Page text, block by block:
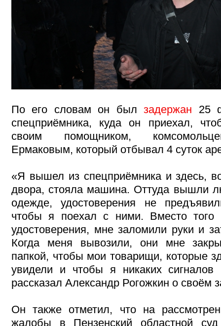
По его словам он былзадержан 25
спецприёмника, куда он приехал,
своим помощником,
Ермаковым, который отбывал 4 суток
«Я вышел из спецприёмника и здесь,
двора, стояла машина. Оттуда вышли
одежде, удостоверения не
чтобы я поехал с ними. Вместо того
удостоверения, мне заломили руки и
Когда меня вывозили, они мне
папкой, чтобы мои товарищи, которые
увидели и чтобы я никаких
рассказал Александр Рогожкин о своём
Он также отметил, что на
жалобы в Пензенский областной